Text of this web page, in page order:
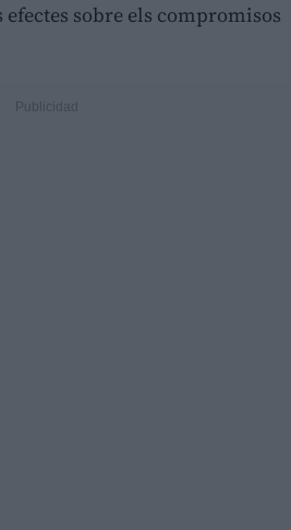
sobre els compromisos